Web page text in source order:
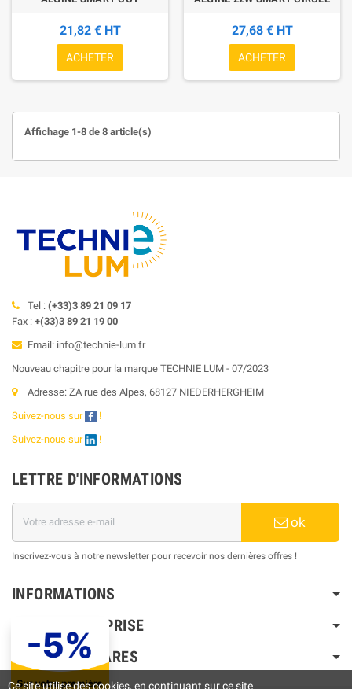
21,82 € HT
ACHETER
27,68 € HT
ACHETER
Affichage 1-8 de 8 article(s)
Tel : (+33)3 89 21 09 17
Fax : +(33)3 89 21 19 00
Email: info@technie-lum.fr
Nouveau chapitre pour la marque TECHNIE LUM - 07/2023
Adresse: ZA rue des Alpes, 68127 NIEDERHERGHEIM
Suivez-nous sur
!
Suivez-nous sur
!
LETTRE D'INFORMATIONS
ok
Inscrivez-vous à notre newsletter pour recevoir nos dernières offres !
INFORMATIONS
NOTRE ENTREPRISE
PRODUITS PHARES
Ce site utilise des cookies, en continuant sur ce site